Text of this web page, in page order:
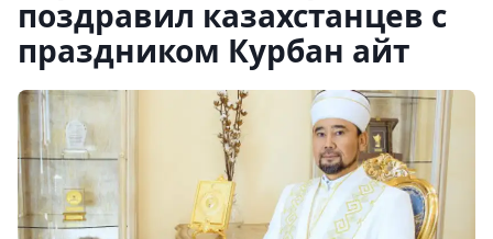
поздравил казахстанцев с
праздником Курбан айт